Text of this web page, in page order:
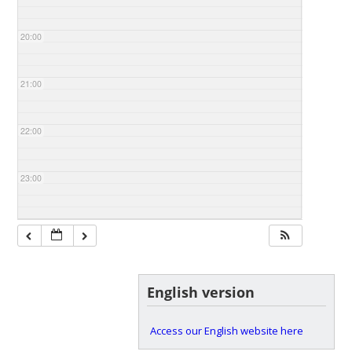
20:00
21:00
22:00
23:00
English version
Access our English website here